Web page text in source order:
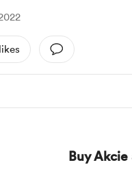
Buy